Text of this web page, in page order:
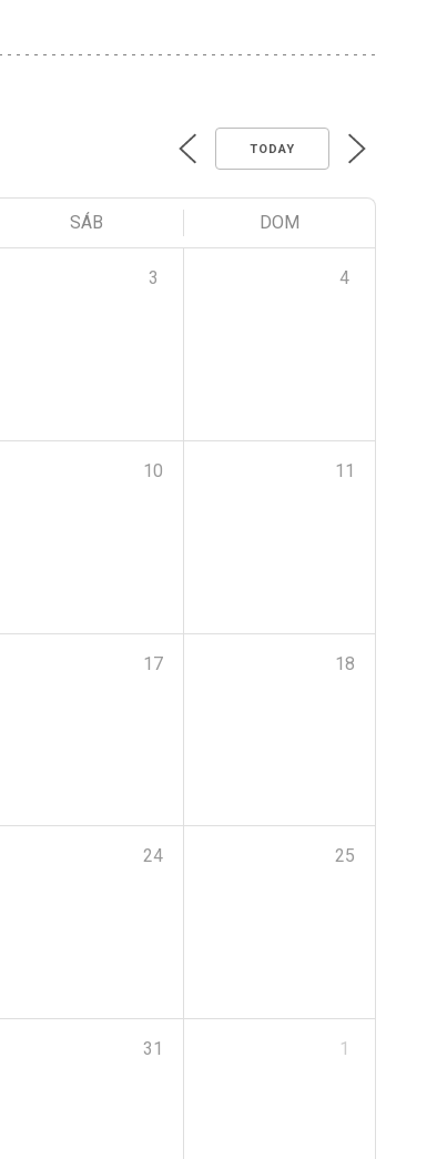
TODAY
SÁB DOM
3 4
10 11
17 18
24 25
31 1